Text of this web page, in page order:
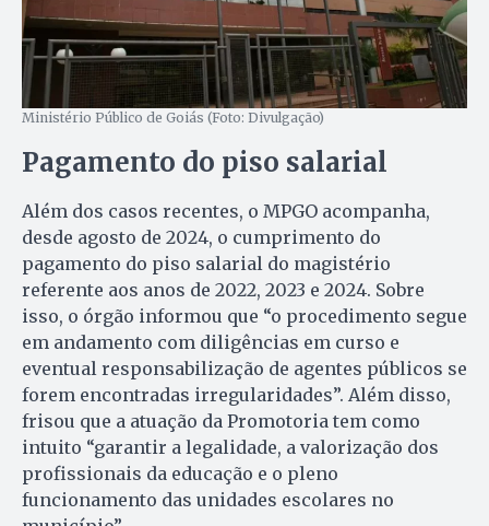
Ministério Público de Goiás (Foto: Divulgação)
Pagamento do piso salarial
Além dos casos recentes, o MPGO acompanha,
desde agosto de 2024, o cumprimento do
pagamento do piso salarial do magistério
referente aos anos de 2022, 2023 e 2024. Sobre
isso, o órgão informou que “o procedimento segue
em andamento com diligências em curso e
eventual responsabilização de agentes públicos se
forem encontradas irregularidades”. Além disso,
frisou que a atuação da Promotoria tem como
intuito “garantir a legalidade, a valorização dos
profissionais da educação e o pleno
funcionamento das unidades escolares no